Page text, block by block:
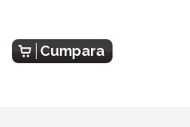
Cumpara